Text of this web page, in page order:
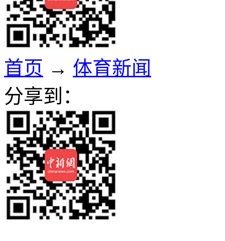
首页 → 体育新闻
分享到：